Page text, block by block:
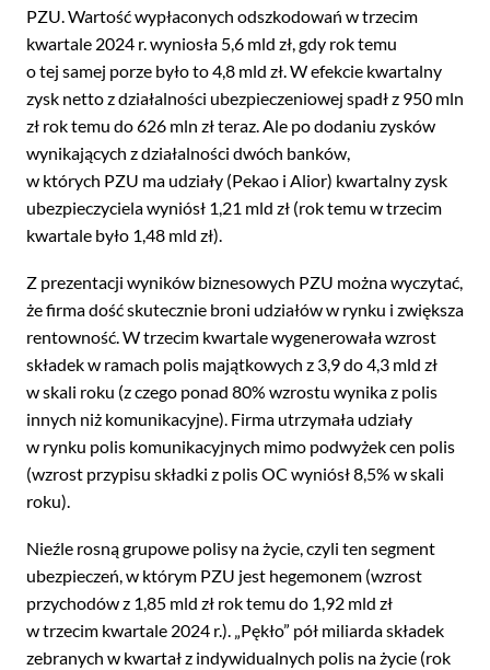
PZU. Wartość wypłaconych odszkodowań w trzecim
kwartale 2024 r. wyniosła 5,6 mld zł, gdy rok temu
o tej samej porze było to 4,8 mld zł. W efekcie kwartalny
zysk netto z działalności ubezpieczeniowej spadł z 950 mln
zł rok temu do 626 mln zł teraz. Ale po dodaniu zysków
wynikających z działalności dwóch banków,
w których PZU ma udziały (Pekao i Alior) kwartalny zysk
ubezpieczyciela wyniósł 1,21 mld zł (rok temu w trzecim
kwartale było 1,48 mld zł).
Z prezentacji wyników biznesowych PZU można wyczytać,
że firma dość skutecznie broni udziałów w rynku i zwiększa
rentowność. W trzecim kwartale wygenerowała wzrost
składek w ramach polis majątkowych z 3,9 do 4,3 mld zł
w skali roku (z czego ponad 80% wzrostu wynika z polis
innych niż komunikacyjne). Firma utrzymała udziały
w rynku polis komunikacyjnych mimo podwyżek cen polis
(wzrost przypisu składki z polis OC wyniósł 8,5% w skali
roku).
Nieźle rosną grupowe polisy na życie, czyli ten segment
ubezpieczeń, w którym PZU jest hegemonem (wzrost
przychodów z 1,85 mld zł rok temu do 1,92 mld zł
w trzecim kwartale 2024 r.). „Pękło” pół miliarda składek
zebranych w kwartał z indywidualnych polis na życie (rok